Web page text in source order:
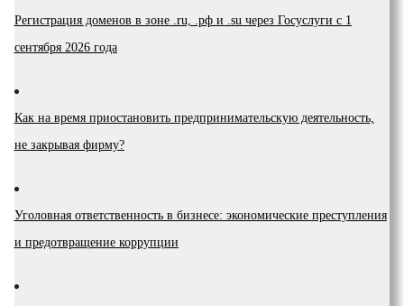
Регистрация доменов в зоне .ru, .рф и .su через Госуслуги с 1
сентября 2026 года
Как на время приостановить предпринимательскую деятельность,
не закрывая фирму?
Уголовная ответственность в бизнесе: экономические преступления
и предотвращение коррупции